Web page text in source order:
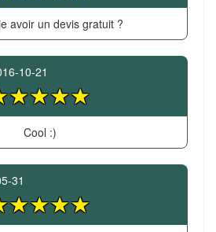
avoir un devis gratuit ?
10-21
Cool :)
31